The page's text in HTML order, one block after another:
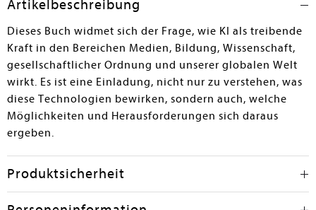
Artikelbeschreibung
Dieses Buch widmet sich der Frage, wie KI als treibende
Kraft in den Bereichen Medien, Bildung, Wissenschaft,
gesellschaftlicher Ordnung und unserer globalen Welt
wirkt. Es ist eine Einladung, nicht nur zu verstehen, was
diese Technologien bewirken, sondern auch, welche
Möglichkeiten und Herausforderungen sich daraus
ergeben.
Produktsicherheit